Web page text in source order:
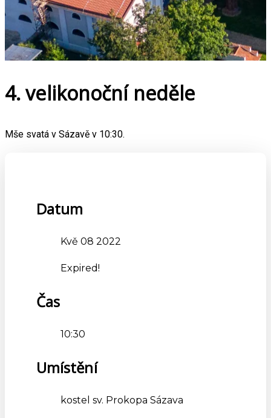
4. velikonoční neděle
Mše svatá v Sázavě v 10:30.
Datum
Kvě 08 2022
Expired!
Čas
10:30
Umístění
kostel sv. Prokopa Sázava